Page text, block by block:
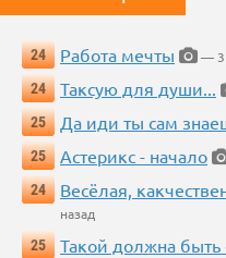
24 Работа мечты
— 3
24
Таксую для души...
25
Да иди ты сам
25
Астерикс - начало
24
Весёлая,
назад
25
Такой должна быть